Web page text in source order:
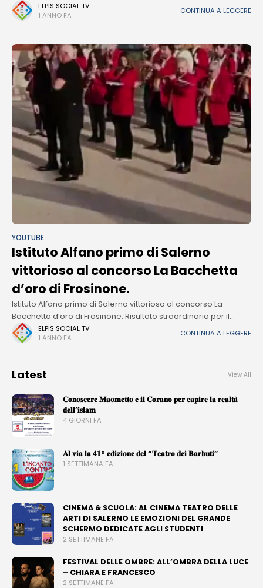
Farmacologiche Mario Negri di Milano, con l’obiettivo di
promuovere uno stile
ELPIS SOCIAL TV
1 ANNO FA
CONTINUA A LEGGERE
YOUTUBE
Istituto Alfano primo di Salerno
vittorioso al concorso La Bacchetta
d’oro di Frosinone.
Istituto Alfano primo di Salerno vittorioso al concorso La
Bacchetta d’oro di Frosinone. Risultato straordinario per il
coreutico salernitano
ELPIS SOCIAL TV
1 ANNO FA
CONTINUA A LEGGERE
Latest View All
𝐂𝐨𝐧𝐨𝐬𝐜𝐞𝐫𝐞 𝐌𝐚𝐨𝐦𝐞𝐭𝐭𝐨 𝐞 𝐢𝐥 𝐂𝐨𝐫𝐚𝐧𝐨 𝐩𝐞𝐫 𝐜𝐚𝐩𝐢𝐫𝐞 𝐥𝐚 𝐫𝐞𝐚𝐥𝐭𝐚̀
𝐝𝐞𝐥𝐥’𝐢𝐬𝐥𝐚𝐦
4 GIORNI FA
𝐀𝐥 𝐯𝐢𝐚 𝐥𝐚 𝟒𝟏ª 𝐞𝐝𝐢𝐳𝐢𝐨𝐧𝐞 𝐝𝐞𝐥 “𝐓𝐞𝐚𝐭𝐫𝐨 𝐝𝐞𝐢 𝐁𝐚𝐫𝐛𝐮𝐭𝐢”
1 SETTIMANA FA
CINEMA & SCUOLA: AL CINEMA TEATRO DELLE
ARTI DI SALERNO LE EMOZIONI DEL GRANDE
SCHERMO DEDICATE AGLI STUDENTI
2 SETTIMANE FA
FESTIVAL DELLE OMBRE: ALL’OMBRA DELLA LUCE
– CHIARA E FRANCESCO
2 SETTIMANE FA